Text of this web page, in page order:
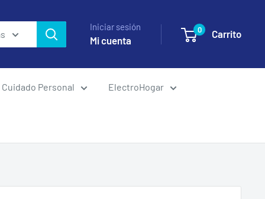
Iniciar sesión
Mi cuenta
0 Carrito
Cuidado Personal ElectroHogar